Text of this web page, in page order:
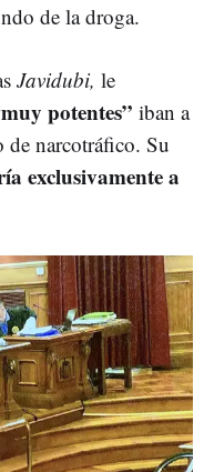
de la droga.
Javidubi, le
potentes” iban a
de narcotráfico. Su
exclusivamente a